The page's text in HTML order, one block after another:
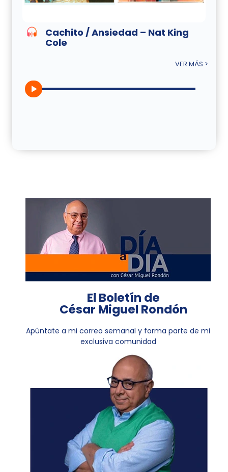
Cachito / Ansiedad – Nat King
Cole
VER MÁS >
El Boletín de
César Miguel Rondón
Apúntate a mi correo semanal y forma parte de mi
exclusiva comunidad